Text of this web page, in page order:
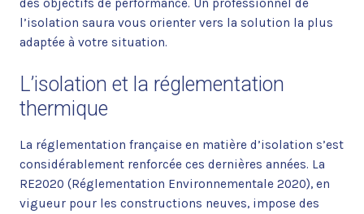
des objectifs de performance. Un professionnel de
l’isolation saura vous orienter vers la solution la plus
adaptée à votre situation.
L’isolation et la réglementation
thermique
La réglementation française en matière d’isolation s’est
considérablement renforcée ces dernières années. La
RE2020 (Réglementation Environnementale 2020), en
vigueur pour les constructions neuves, impose des